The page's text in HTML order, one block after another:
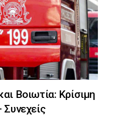
Βοιωτία: Κρίσιμη